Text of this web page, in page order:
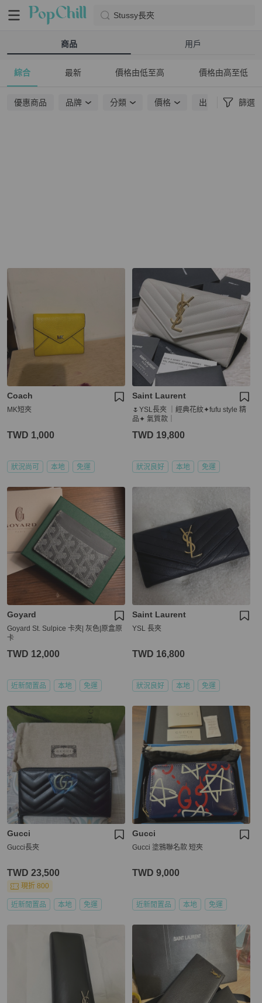
Stussy長夾
商品 用戶
綜合 最新 價格由低至高 價格由高至低
優惠商品 品牌 分類 價格 出貨地點 篩選
Coach
MK短夾
TWD 1,000
狀況尚可 本地 免運
Saint Laurent
🌷YSL長夾 ｜經典花紋✦fufu style 精
品✦ 氣質款｜
TWD 19,800
狀況良好 本地 免運
Goyard
Goyard St. Sulpice 卡夾| 灰色|原盒原
卡
TWD 12,000
近新閒置品 本地 免運
Saint Laurent
YSL 長夾
TWD 16,800
狀況良好 本地 免運
Gucci
Gucci長夾
TWD 23,500
現折 800
近新閒置品 本地 免運
Gucci
Gucci 塗鴉聯名款 短夾
TWD 9,000
近新閒置品 本地 免運